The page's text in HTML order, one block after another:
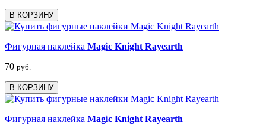
В КОРЗИНУ
Фигурная наклейка Magic Knight Rayearth
70 руб.
В КОРЗИНУ
Фигурная наклейка Magic Knight Rayearth